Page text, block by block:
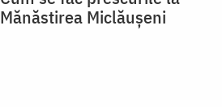
Mănăstirea Miclăușeni